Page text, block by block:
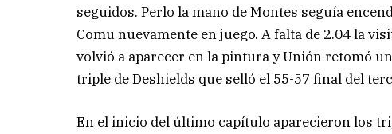
seguidos. Perlo la mano de Montes seguía
Comu nuevamente en juego. A falta de 2.04 la
volvió a aparecer en la pintura y Unión retomó
triple de Deshields que selló el 55-57 final del
En el inicio del último capítulo aparecieron los